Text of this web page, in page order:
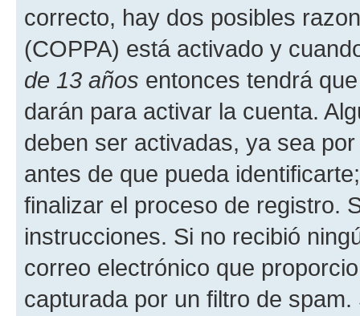
correcto, hay dos posibles
(COPPA) está activado y
de 13 años entonces tendrá
darán para activar la cuenta.
deben ser activadas, ya sea
antes de que pueda
finalizar el proceso de registro.
instrucciones. Si no recibió
correo electrónico que
capturada por un filtro de